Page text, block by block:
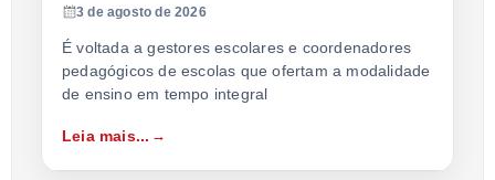
3 de agosto de 2026
É voltada a gestores escolares e coordenadores
pedagógicos de escolas que ofertam a modalidade
de ensino em tempo integral
Leia mais...